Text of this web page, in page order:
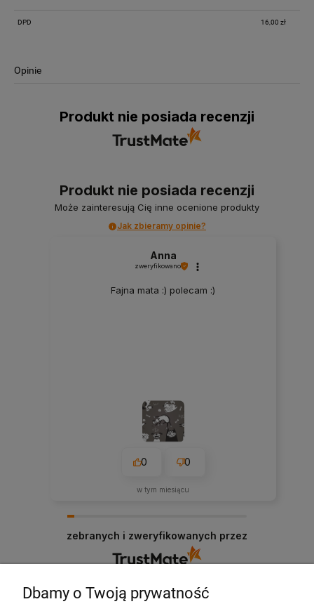
DPD 16,00 zł
Opinie
Produkt nie posiada recenzji
Produkt nie posiada recenzji
Może zainteresują Cię inne ocenione produkty
Jak zbieramy opinie?
Anna
zweryfikowano
Fajna mata :) polecam :)
0 0
w tym miesiącu
zebranych i zweryfikowanych przez
Dbamy o Twoją prywatność